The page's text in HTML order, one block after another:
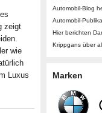
zeigt
wie
Luxus
Automobil-Blog
Automobil-
Hier berichten
Krippgans über
Marken